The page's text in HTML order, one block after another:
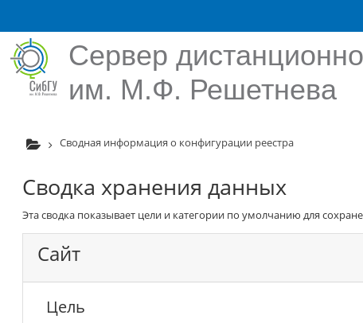
Сервер
им. М.Ф. Решетнева
Сводная информация о конфигурации реестра
Сводка хранения данных
Эта сводка показывает цели и категории по умолчанию для
Сайт
Цель